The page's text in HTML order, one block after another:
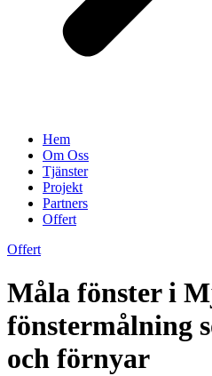
Hem
Om Oss
Tjänster
Projekt
Partners
Offert
Offert
Måla fönster i
fönstermålning
och förnyar